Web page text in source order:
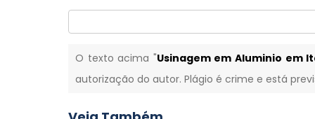
O texto acima "Usinagem em Aluminio em
autorização do autor. Plágio é crime e está